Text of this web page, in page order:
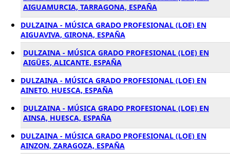
AIGUAMURCIA, TARRAGONA, ESPAÑA
DULZAINA - MÚSICA GRADO PROFESIONAL (LOE) EN
AIGUAVIVA, GIRONA, ESPAÑA
DULZAINA - MÚSICA GRADO PROFESIONAL (LOE) EN
AIGÜES, ALICANTE, ESPAÑA
DULZAINA - MÚSICA GRADO PROFESIONAL (LOE) EN
AINETO, HUESCA, ESPAÑA
DULZAINA - MÚSICA GRADO PROFESIONAL (LOE) EN
AINSA, HUESCA, ESPAÑA
DULZAINA - MÚSICA GRADO PROFESIONAL (LOE) EN
AINZON, ZARAGOZA, ESPAÑA